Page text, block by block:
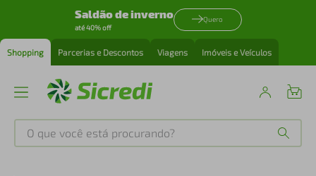
Saldão de inverno
até 40% off
Quero
Shopping Parcerias e Descontos Viagens Imóveis e Veículos
O que você está procurando?